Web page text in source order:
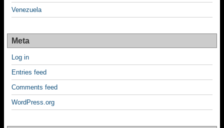
Venezuela
Meta
Log in
Entries feed
Comments feed
WordPress.org